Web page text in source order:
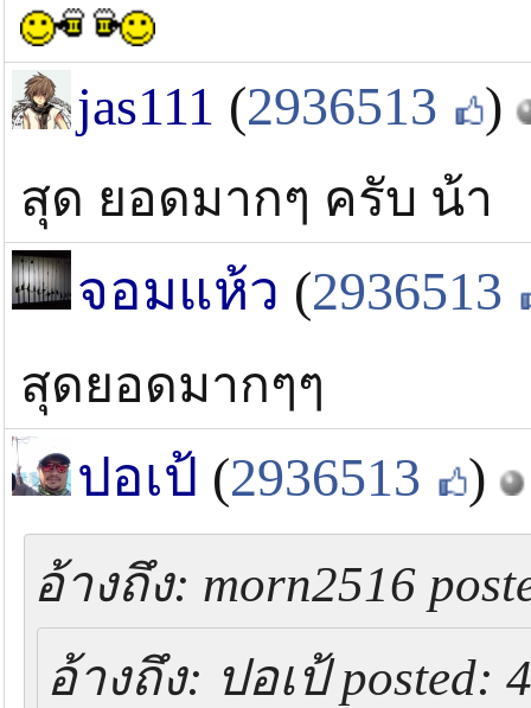
jas111 (2936513 )
สุด ยอดมากๆ ครับ น้า
จอมแห้ว (2936513
สุดยอดมากๆๆ
ปอเป้ (2936513 )
อ้างถึง: morn2516
อ้างถึง: ปอเป้ posted: